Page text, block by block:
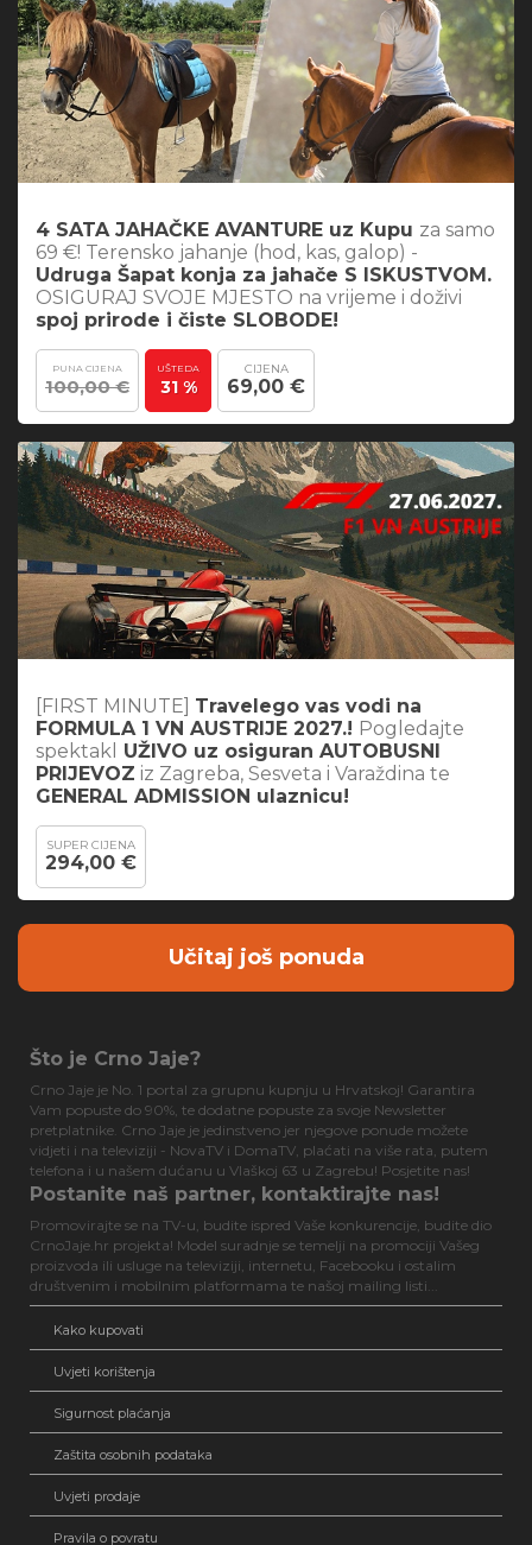
4 SATA JAHAČKE AVANTURE uz Kupu za samo
69 €! Terensko jahanje (hod, kas, galop) -
Udruga Šapat konja za jahače S ISKUSTVOM.
OSIGURAJ SVOJE MJESTO na vrijeme i doživi
spoj prirode i čiste SLOBODE!
PUNA CIJENA
100,00 €
UŠTEDA
31 %
CIJENA
69,00 €
[FIRST MINUTE] Travelego vas vodi na
FORMULA 1 VN AUSTRIJE 2027.! Pogledajte
spektakl UŽIVO uz osiguran AUTOBUSNI
PRIJEVOZ iz Zagreba, Sesveta i Varaždina te
GENERAL ADMISSION ulaznicu!
SUPER CIJENA
294,00 €
Učitaj još ponuda
Što je Crno Jaje?
Crno Jaje je No. 1 portal za grupnu kupnju u Hrvatskoj! Garantira
Vam popuste do 90%, te dodatne popuste za svoje Newsletter
pretplatnike. Crno Jaje je jedinstveno jer njegove ponude možete
vidjeti i na televiziji - NovaTV i DomaTV, plaćati na više rata, putem
telefona i u našem dućanu u Vlaškoj 63 u Zagrebu! Posjetite nas!
Postanite naš partner, kontaktirajte nas!
Promovirajte se na TV-u, budite ispred Vaše konkurencije, budite dio
CrnoJaje.hr projekta! Model suradnje se temelji na promociji Vašeg
proizvoda ili usluge na televiziji, internetu, Facebooku i ostalim
društvenim i mobilnim platformama te našoj mailing listi...
Kako kupovati
Uvjeti korištenja
Sigurnost plaćanja
Zaštita osobnih podataka
Uvjeti prodaje
Pravila o povratu